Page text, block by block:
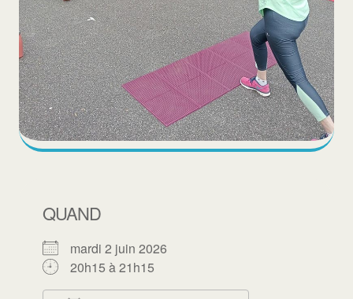
QUAND
mardi 2 juin 2026
20h15 à 21h15